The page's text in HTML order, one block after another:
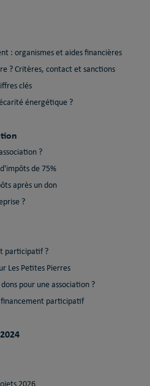
: organismes et aides financières
? Critères, contact et sanctions
clés
énergétique ?
?
de 75%
après un don
?
participatif ?
Les Petites Pierres
pour une association ?
participatif